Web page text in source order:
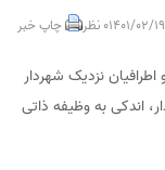
1401/02/190 نظر چاپ خبر
نزدیک شهردار
اندکی به وظیفه ذاتی